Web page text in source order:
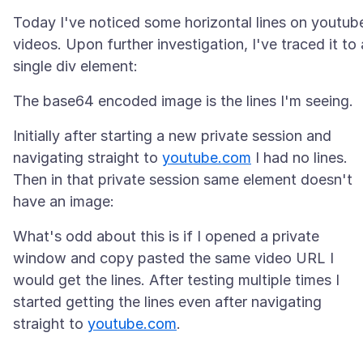
Today I've noticed some horizontal lines on
videos. Upon further investigation, I've traced it to
Initially after starting a new private session and
navigating straight to youtube.com I had no lines.
Then in that private session same element doesn't
What's odd about this is if I opened a private
window and copy pasted the same video URL I
would get the lines. After testing multiple times I
started getting the lines even after navigating
straight to youtube.com